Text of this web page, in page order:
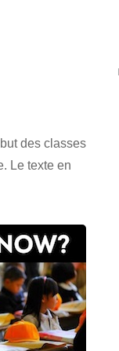
des classes
Le texte en